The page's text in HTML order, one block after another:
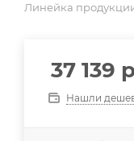
Линейка
37 139
Нашли